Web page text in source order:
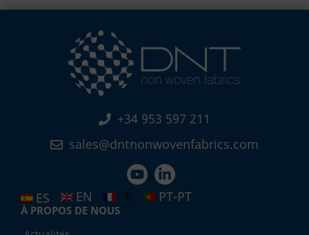
+34 953 597 211
sales@dntnonwovenfabrics.com
ES EN FR PT-PT
À PROPOS DE NOUS